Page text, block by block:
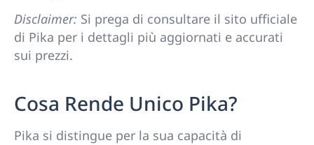
Disclaimer: Si prega di consultare il sito ufficiale
di Pika per i dettagli più aggiornati e accurati
sui prezzi.
Cosa Rende Unico Pika?
Pika si distingue per la sua capacità di